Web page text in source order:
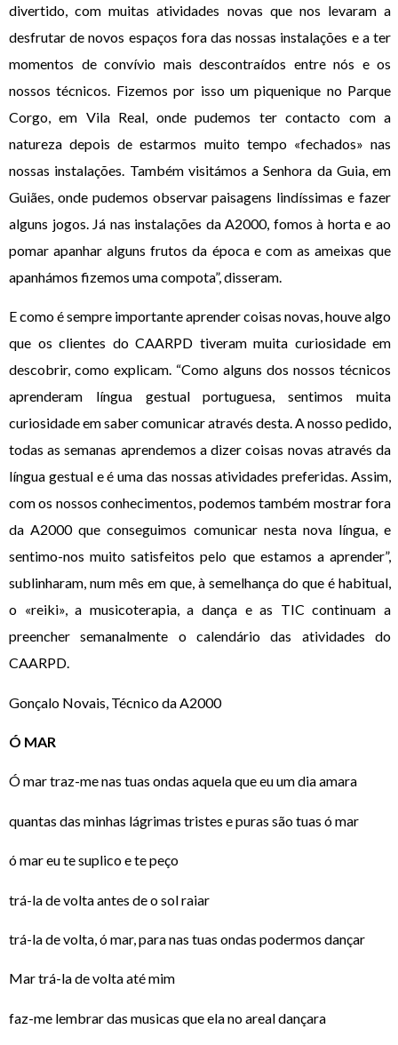
divertido, com muitas atividades novas que nos levaram a
desfrutar de novos espaços fora das nossas instalações e a ter
momentos de convívio mais descontraídos entre nós e os
nossos técnicos. Fizemos por isso um piquenique no Parque
Corgo, em Vila Real, onde pudemos ter contacto com a
natureza depois de estarmos muito tempo «fechados» nas
nossas instalações. Também visitámos a Senhora da Guia, em
Guiães, onde pudemos observar paisagens lindíssimas e fazer
alguns jogos. Já nas instalações da A2000, fomos à horta e ao
pomar apanhar alguns frutos da época e com as ameixas que
apanhámos fizemos uma compota”, disseram.
E como é sempre importante aprender coisas novas, houve algo
que os clientes do CAARPD tiveram muita curiosidade em
descobrir, como explicam. “Como alguns dos nossos técnicos
aprenderam língua gestual portuguesa, sentimos muita
curiosidade em saber comunicar através desta. A nosso pedido,
todas as semanas aprendemos a dizer coisas novas através da
língua gestual e é uma das nossas atividades preferidas. Assim,
com os nossos conhecimentos, podemos também mostrar fora
da A2000 que conseguimos comunicar nesta nova língua, e
sentimo-nos muito satisfeitos pelo que estamos a aprender”,
sublinharam, num mês em que, à semelhança do que é habitual,
o «reiki», a musicoterapia, a dança e as TIC continuam a
preencher semanalmente o calendário das atividades do
CAARPD.
Gonçalo Novais, Técnico da A2000
Ó MAR
Ó mar traz-me nas tuas ondas aquela que eu um dia amara
quantas das minhas lágrimas tristes e puras são tuas ó mar
ó mar eu te suplico e te peço
trá-la de volta antes de o sol raiar
trá-la de volta, ó mar, para nas tuas ondas podermos dançar
Mar trá-la de volta até mim
faz-me lembrar das musicas que ela no areal dançara